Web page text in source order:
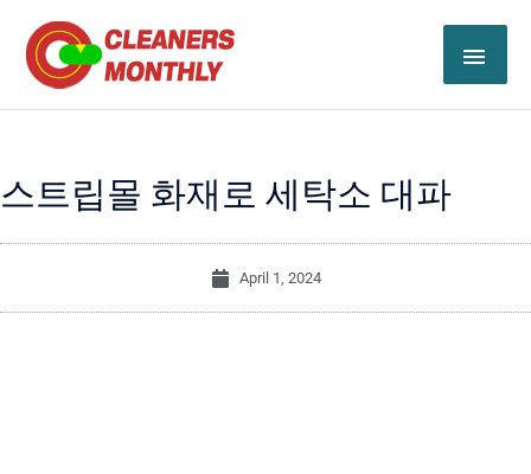
content
스트립몰 화재로 세탁소 대파
April 1, 2024